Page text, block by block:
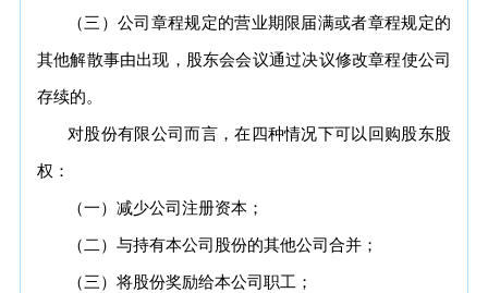
（三）公司章程规定的营业期限届满或者章程规定的
其他解散事由出现，股东会会议通过决议修改章程使公司
存续的。
对股份有限公司而言，在四种情况下可以回购股东股
权：
（一）减少公司注册资本；
（二）与持有本公司股份的其他公司合并；
（三）将股份奖励给本公司职工；